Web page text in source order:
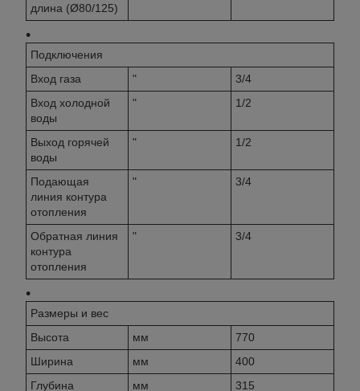
длина (Ø80/125)
Подключения
Вход газа
"
3/4
Вход холодной
воды
" 1/2
Выход горячей
воды
" 1/2
Подающая
линия контура
отопления
" 3/4
Обратная линия
контура
отопления
" 3/4
Размеры и вес
Высота
мм
770
Ширина
мм
400
Глубина
мм
315